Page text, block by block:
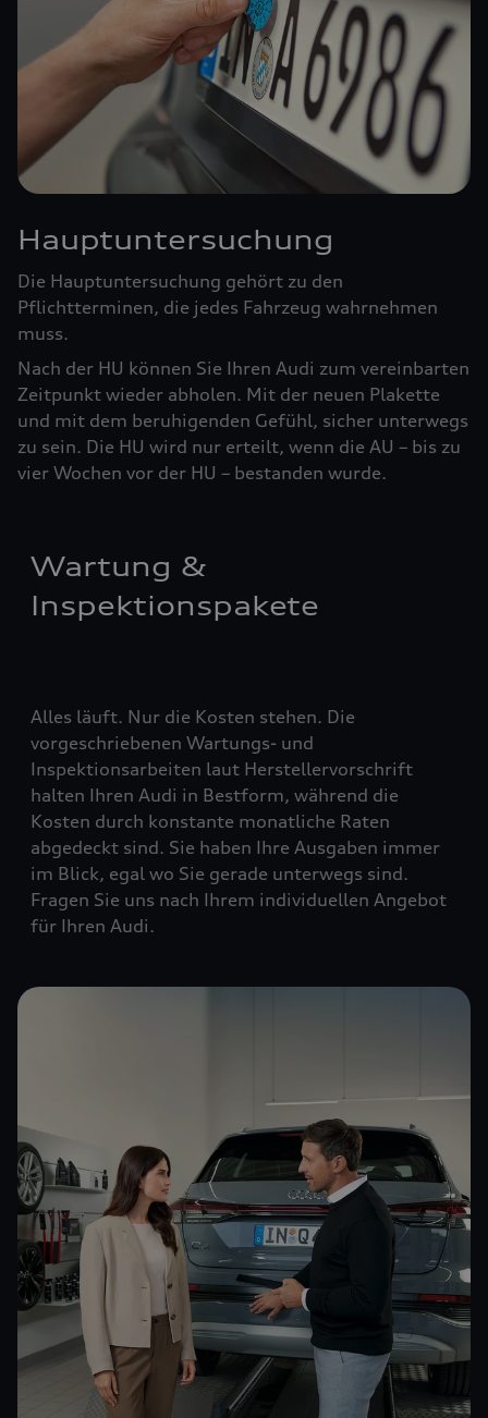
Hauptuntersuchung
Die Hauptuntersuchung gehört zu den
Pflichtterminen, die jedes Fahrzeug wahrnehmen
muss.
Nach der HU können Sie Ihren Audi zum vereinbarten
Zeitpunkt wieder abholen. Mit der neuen Plakette
und mit dem beruhigenden Gefühl, sicher unterwegs
zu sein. Die HU wird nur erteilt, wenn die AU – bis zu
vier ­Woch­en vor der HU – bestanden wurde.
Wartung &
Inspektionspakete
Alles läuft. Nur die Kosten stehen. Die
vorgeschriebenen Wartungs- und
Inspektionsarbeiten laut Herstellervorschrift
halten Ihren Audi in Bestform, während die
Kosten durch konstante monatliche Raten
abgedeckt sind. Sie haben Ihre Ausgaben immer
im Blick, egal wo Sie gerade unterwegs sind.
Fragen Sie uns nach Ihrem individuellen Angebot
für Ihren Audi.